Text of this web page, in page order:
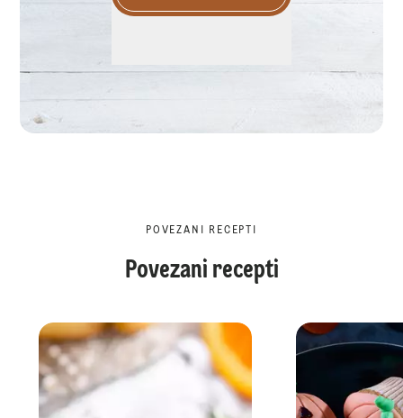
POVEZANI RECEPTI
Povezani recepti